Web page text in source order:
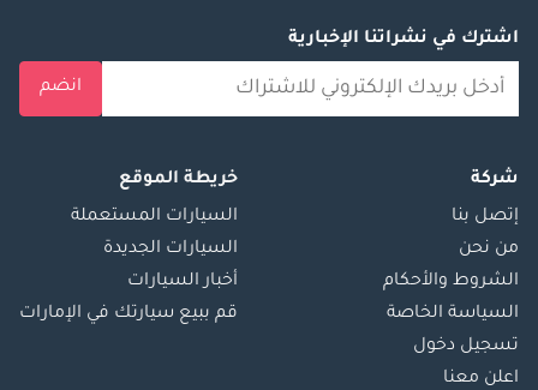
اشترك في نشراتنا الإخبارية
انضم
شركة
إتصل بنا
من نحن
الشروط والأحكام
السياسة الخاصة
تسجيل دخول
اعلن معنا
خريطة الموقع
السيارات المستعملة
السيارات الجديدة
أخبار السيارات
قم ببيع سيارتك في الإمارات